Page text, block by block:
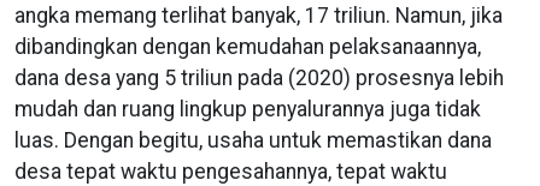
angka memang terlihat banyak, 17 triliun. Namun, jika
dibandingkan dengan kemudahan pelaksanaannya,
dana desa yang 5 triliun pada (2020) prosesnya lebih
mudah dan ruang lingkup penyalurannya juga tidak
luas. Dengan begitu, usaha untuk memastikan dana
desa tepat waktu pengesahannya, tepat waktu